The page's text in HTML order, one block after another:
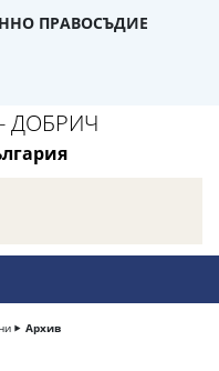
ПРАВОСЪДИЕ
ДОБРИЧ
Архив